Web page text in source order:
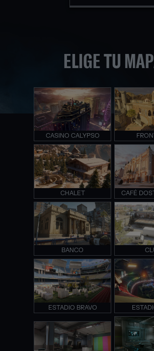
ELIGE TU
CASINO CALYPSO
CHALET CAFÉ
BANCO
ESTADIO BRAVO